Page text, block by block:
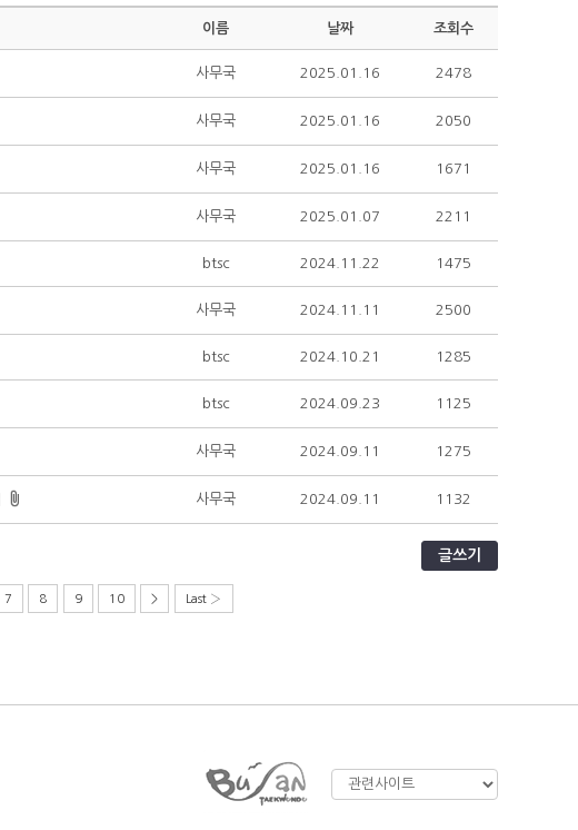
이름 날짜 조회수
사무국 2025.01.16 2478
사무국 2025.01.16 2050
사무국 2025.01.16 1671
사무국 2025.01.07 2211
btsc 2024.11.22 1475
사무국 2024.11.11 2500
btsc 2024.10.21 1285
btsc 2024.09.23 1125
사무국 2024.09.11 1275
사무국 2024.09.11 1132
글쓰기
7 8 9 10 > Last ›